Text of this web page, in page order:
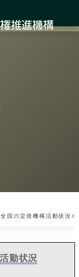
全国の定借機構活動状況